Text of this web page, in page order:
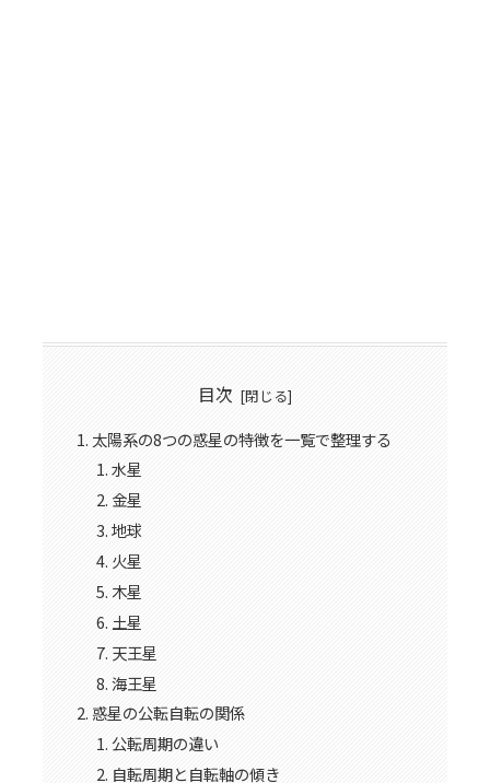
目次
太陽系の8つの惑星の特徴を一覧で整理する
水星
金星
地球
火星
木星
土星
天王星
海王星
惑星の公転自転の関係
公転周期の違い
自転周期と自転軸の傾き